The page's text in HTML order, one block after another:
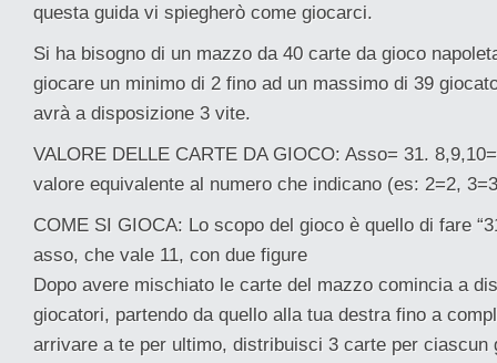
questa guida vi spiegherò come giocarci.
Si ha bisogno di un mazzo da 40 carte da gioco
giocare un minimo di 2 fino ad un massimo di 39
avrà a disposizione 3 vite.
VALORE DELLE CARTE DA GIOCO: Asso= 31.
valore equivalente al numero che indicano (es: 2=2,
COME SI GIOCA: Lo scopo del gioco è quello di fare
asso, che vale 11, con due figure
Dopo avere mischiato le carte del mazzo comincia a
giocatori, partendo da quello alla tua destra fino a
arrivare a te per ultimo, distribuisci 3 carte per ciascun